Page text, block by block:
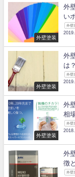
外壁塗装
外
い
外壁
外壁塗装
外
は？
外壁
外壁塗装
外
相
外壁
外
徴
外壁